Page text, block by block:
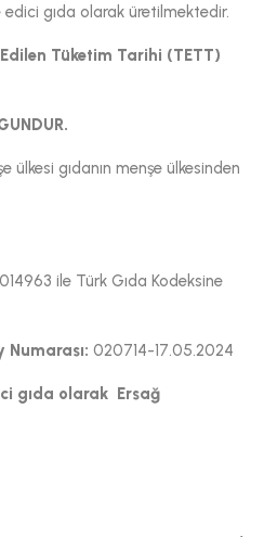
gıda olarak üretilmektedir.
Tüketim Tarihi (TETT)
ülkesi gıdanın menşe ülkesinden
ile Türk Gıda Kodeksine
Numarası: 020714-17.05.2024
gıda olarak Ersağ